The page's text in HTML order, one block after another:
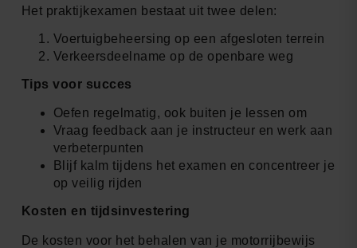
Het praktijkexamen bestaat uit twee delen:
Voertuigbeheersing op een afgesloten terrein
Verkeersdeelname op de openbare weg
Tips voor succes
Oefen regelmatig, ook buiten je lessen om
Vraag feedback aan je instructeur en werk aan
verbeterpunten
Blijf kalm tijdens het examen en concentreer je
op veilig rijden
Kosten en tijdsinvestering
De kosten voor het behalen van je motorrijbewijs